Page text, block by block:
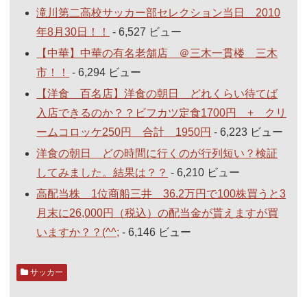
滝川第二高校サッカー部セレクション当日 2010
年8月30日！！
- 6,527 ビュー
【中華】中華の有名老舗店 ＠三木一貫楼 三木
市！！
- 6,294 ビュー
【洋食 百名店】洋食の朝日 どれくらい待てば
入店できるのか？？ビフカツ定食1700円 + クリ
ームコロッケ250円 合計 1950円 - 6,223 ビュー
洋食の朝日 どの時間に行くのが行列短い？検証
してみました。結果は？？ - 6,210 ビュー
高配当株 1位商船三井 36.2万円で100株買うと3
月末に26,000円（税込）の配当金が貰えますが買
いますか？？(^^; - 6,146 ビュー
サッカー